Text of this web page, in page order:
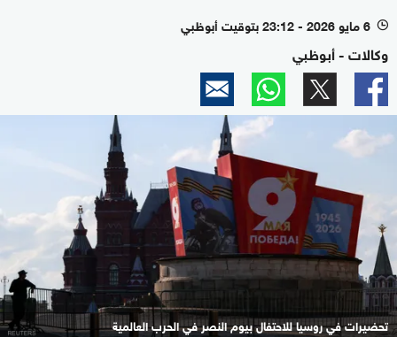
l 6 مايو 2026 - 23:12 بتوقيت أبوظبي
وكالات - أبوظبي
تحضيرات في روسيا للاحتفال بيوم النصر في الحرب العالمية